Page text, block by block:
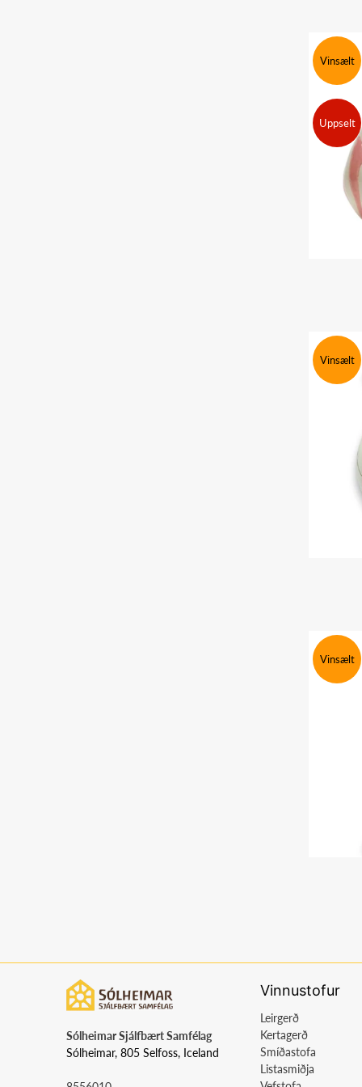
Vinsælt
Uppselt
Vinsælt
Vinsælt
Sólheimar Sjálfbært Samfélag
Sólheimar, 805 Selfoss, Iceland
Vinnustofur
Leirgerð
Kertagerð
Smíðastofa
Listasmiðja